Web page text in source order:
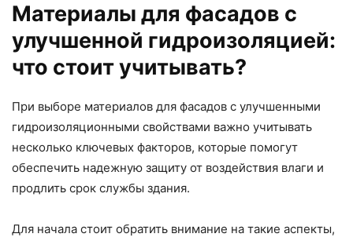
Материалы для фасадов с
улучшенной гидроизоляцией:
что стоит учитывать?
При выборе материалов для фасадов с улучшенными
гидроизоляционными свойствами важно учитывать
несколько ключевых факторов, которые помогут
обеспечить надежную защиту от воздействия влаги и
продлить срок службы здания.
Для начала стоит обратить внимание на такие аспекты,